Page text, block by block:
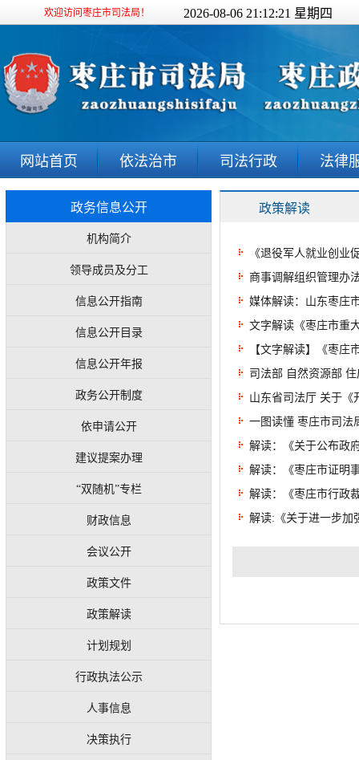
欢迎访问枣庄市司法局！ 2026-08-06 21:12:21 星期四
网站首页 依法治市 司法行政 法律
政务信息公开
机构简介
领导成员及分工
信息公开指南
信息公开目录
信息公开年报
政务公开制度
依申请公开
建议提案办理
“双随机”专栏
财政信息
会议公开
政策文件
政策解读
计划规划
行政执法公示
人事信息
决策执行
政策解读
《退役军人就业创业
商事调解组织管理办
媒体解读：山东枣庄
文字解读《枣庄市重
【文字解读】《枣庄
司法部 自然资源部
山东省司法厅 关于《
一图读懂 枣庄市司法
解读：《关于公布政
解读：《枣庄市证明
解读：《枣庄市行政
解读:《关于进一步加